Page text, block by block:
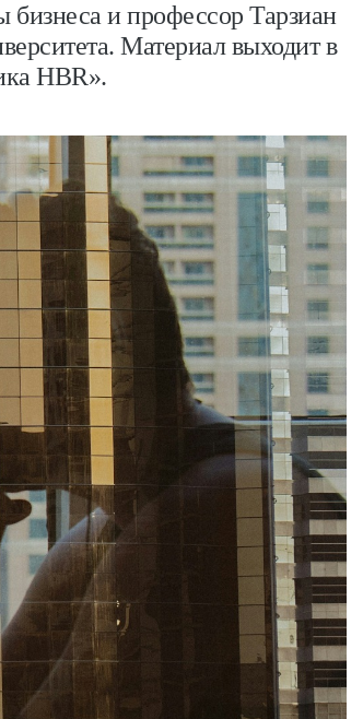
и профессор Тарзиан
Материал выходит в
HBR».